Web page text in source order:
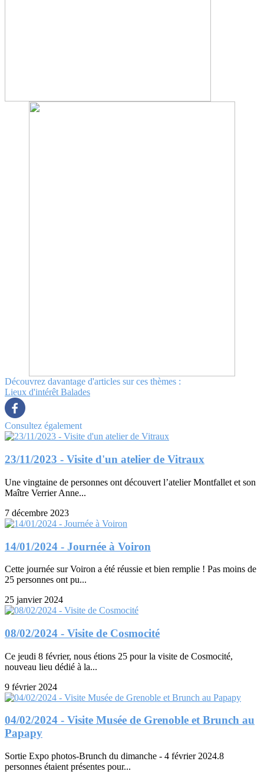
Découvrez davantage d'articles sur ces thèmes :
Lieux d'intérêtBalades
Consultez également
23/11/2023 - Visite d'un atelier de Vitraux
Une vingtaine de personnes ont découvert l’atelier Montfallet et son
Maître Verrier Anne...
7 décembre 2023
14/01/2024 - Journée à Voiron
Cette journée sur Voiron a été réussie et bien remplie ! Pas moins de
25 personnes ont pu...
25 janvier 2024
08/02/2024 - Visite de Cosmocité
Ce jeudi 8 février, nous étions 25 pour la visite de Cosmocité,
nouveau lieu dédié à la...
9 février 2024
04/02/2024 - Visite Musée de Grenoble et Brunch au
Papapy
Sortie Expo photos-Brunch du dimanche - 4 février 2024.8
personnes étaient présentes pour...